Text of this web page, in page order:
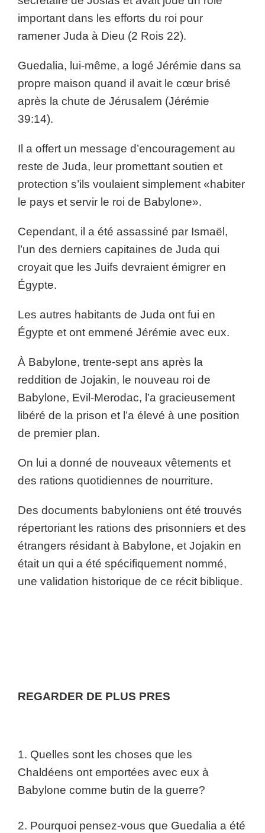
important dans les efforts du roi pour
ramener Juda à Dieu (2 Rois 22).
Guedalia, lui-même, a logé Jérémie dans sa
propre maison quand il avait le cœur brisé
après la chute de Jérusalem (Jérémie
39:14).
Il a offert un message d’encouragement au
reste de Juda, leur promettant soutien et
protection s’ils voulaient simplement «habiter
le pays et servir le roi de Babylone».
Cependant, il a été assassiné par Ismaël,
l’un des derniers capitaines de Juda qui
croyait que les Juifs devraient émigrer en
Égypte.
Les autres habitants de Juda ont fui en
Égypte et ont emmené Jérémie avec eux.
À Babylone, trente-sept ans après la
reddition de Jojakin, le nouveau roi de
Babylone, Evil-Merodac, l’a gracieusement
libéré de la prison et l’a élevé à une position
de premier plan.
On lui a donné de nouveaux vêtements et
des rations quotidiennes de nourriture.
Des documents babyloniens ont été trouvés
répertoriant les rations des prisonniers et des
étrangers résidant à Babylone, et Jojakin en
était un qui a été spécifiquement nommé,
une validation historique de ce récit biblique.
REGARDER DE PLUS PRES
1. Quelles sont les choses que les
Chaldéens ont emportées avec eux à
Babylone comme butin de la guerre?
2. Pourquoi pensez-vous que Guedalia a été